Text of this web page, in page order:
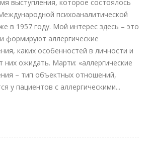
выступления, которое состоялось
психоаналитической
в 1957 году. Мой интерес здесь – это
формируют аллергические
каких особенностей в личности и
них ожидать. Марти: «аллергические
– тип объектных отношений,
у пациентов с аллергическими...